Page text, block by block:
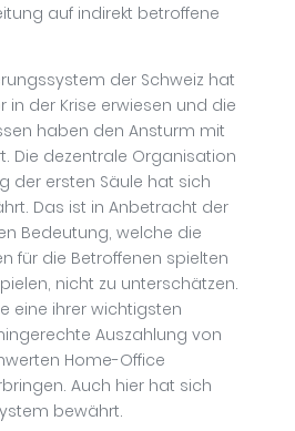
auf indirekt betroffene
der Schweiz hat
in der Krise erwiesen und die
haben den Ansturm mit
Die dezentrale Organisation
der ersten Säule hat sich
Das ist in Anbetracht der
Bedeutung, welche die
für die Betroffenen spielten
nicht zu unterschätzen.
eine ihrer wichtigsten
Auszahlung von
Home-Office
Auch hier hat sich
bewährt.